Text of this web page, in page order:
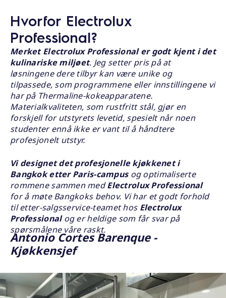
Hvorfor Electrolux
Professional?
Merket Electrolux Professional er godt kjent i det
kulinariske miljøet. Jeg setter pris på at
løsningene dere tilbyr kan være unike og
tilpassede, som programmene eller innstillingene vi
har på Thermaline-kokeapparatene.
Materialkvaliteten, som rustfritt stål, gjør en
forskjell for utstyrets levetid, spesielt når noen
studenter ennå ikke er vant til å håndtere
profesjonelt utstyr.
Vi designet det profesjonelle kjøkkenet i
Bangkok etter Paris-campusog optimaliserte
rommene sammen medElectrolux Professional
for å møte Bangkoks behov. Vi har et godt forhold
til etter-salgsservice-teamet hos Electrolux
Professionalog er heldige som får svar på
spørsmålene våre raskt.
Antonio Cortes Barenque -
Kjøkkensjef